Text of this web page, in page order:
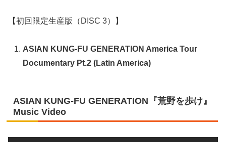
【初回限定生産版（DISC 3）】
ASIAN KUNG-FU GENERATION America Tour
Documentary Pt.2 (Latin America)
ASIAN KUNG-FU GENERATION『荒野を歩け』
Music Video